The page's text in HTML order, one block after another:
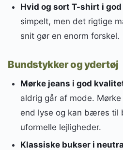
Hvid og sort T-shirt i
simpelt, men det rigtige
snit gør en enorm forskel.
Bundstykker og ydertøj
Mørke jeans i god
aldrig går af mode.
end lyse og kan bæres til
uformelle lejligheder.
Klassiske bukser i